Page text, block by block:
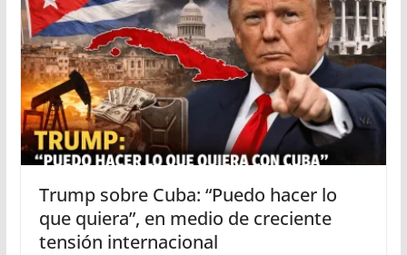
Trump sobre Cuba: “Puedo hacer lo
que quiera”, en medio de creciente
tensión internacional